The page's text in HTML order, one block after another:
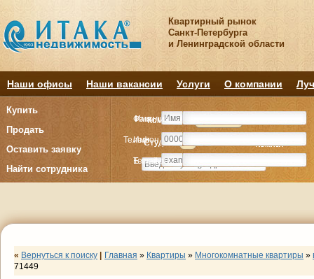
Квартирный рынок
Санкт-Петербурга
и Ленинградской области
Наши офисы Наши вакансии Услуги О компании
Купить
Продать
Оставить заявку
Найти сотрудника
Комнату
Студия Комнат
Комнату
Студия Комнат
Имя
Телефон
E-mail
Фамилия
Имя
Телефон
« Вернуться к поиску Главная » Квартиры » Многокомнатные квартиры »
71449